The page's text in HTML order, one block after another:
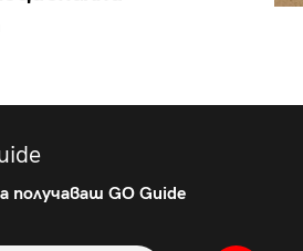
получаваш GO Guide